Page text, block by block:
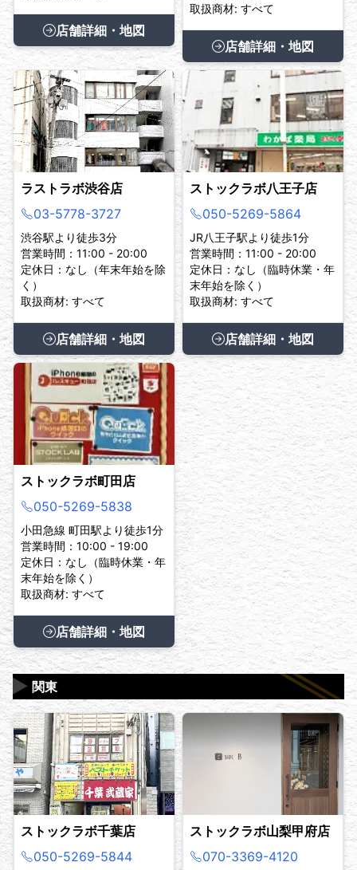
店舗詳細・地図
取扱商材: すべて
店舗詳細・地図
ラストラボ渋谷店
03-5778-3727
渋谷駅より徒歩3分
営業時間：11:00 - 20:00
定休日：なし（年末年始を除
く）
取扱商材: すべて
店舗詳細・地図
ストックラボ八王子店
050-5269-5864
JR八王子駅より徒歩1分
営業時間：11:00 - 20:00
定休日：なし（臨時休業・年
末年始を除く）
取扱商材: すべて
店舗詳細・地図
ストックラボ町田店
050-5269-5838
小田急線 町田駅より徒歩1分
営業時間：10:00 - 19:00
定休日：なし（臨時休業・年
末年始を除く）
取扱商材: すべて
店舗詳細・地図
関東
▶
ストックラボ千葉店
050-5269-5844
ストックラボ山梨甲府店
070-3369-4120